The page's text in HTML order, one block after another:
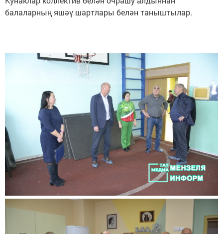
балаларның яшәү шартлары белән таныштылар.